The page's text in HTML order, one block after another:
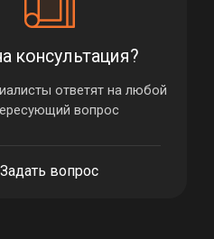
консультация?
ответят на любой
вопрос
Задать вопрос